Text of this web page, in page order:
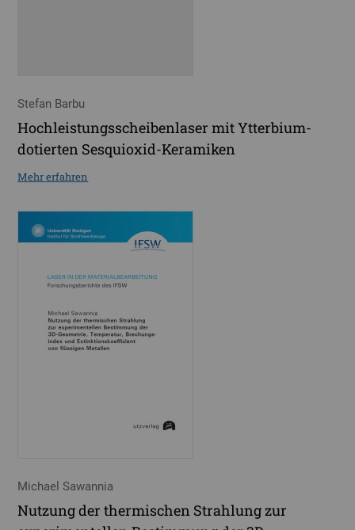
Stefan Barbu
Hochleistungsscheibenlaser mit Ytterbium-
dotierten Sesquioxid-Keramiken
Mehr erfahren
Michael Sawannia
Nutzung der thermischen Strahlung zur